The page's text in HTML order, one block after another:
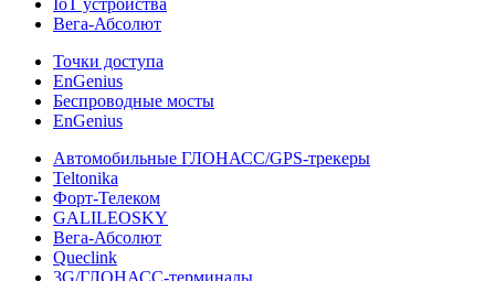
IoT устройства
Вега-Абсолют
Точки доступа
EnGenius
Беспроводные мосты
EnGenius
Автомобильные ГЛОНАСС/GPS-трекеры
Teltonika
Форт-Телеком
GALILEOSKY
Вега-Абсолют
Queclink
3G/ГЛОНАСС-терминалы